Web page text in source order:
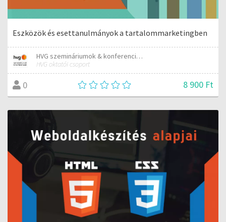
Eszközök és esettanulmányok a tartalommarketingben
HVG szemináriumok & konferenciák
HVG oktatói csoport
0 8 900 Ft